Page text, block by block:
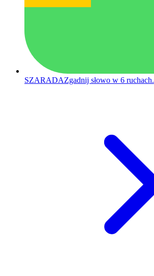
SZARADAZgadnij słowo w 6 ruchach.